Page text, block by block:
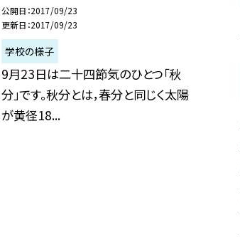
公開日 2017/09/23
更新日 2017/09/23
学校の様子
9月23日は二十四節気のひとつ「秋
分」です。秋分とは，春分と同じく太陽
が黄径18...